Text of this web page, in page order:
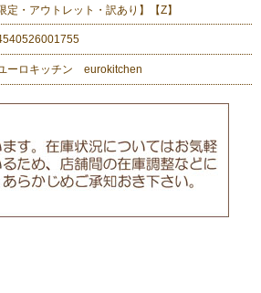
定・アウトレット・訳あり】【Z】
ーロキッチン eurokitchen